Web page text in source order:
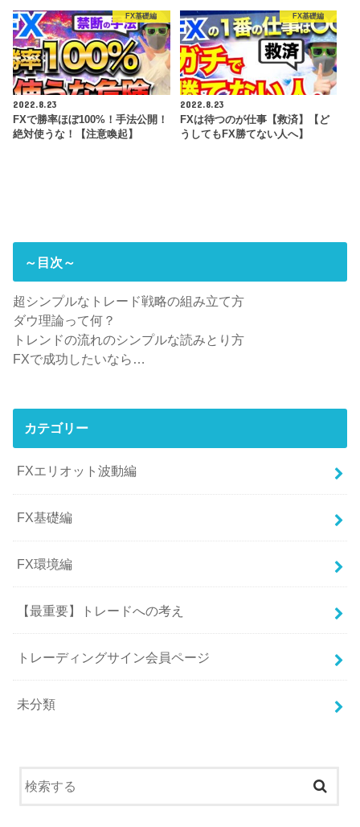
FX基礎編
2022.8.23
FXで勝率ほぼ100%！手法公開！
絶対使うな！【注意喚起】
FX基礎編
2022.8.23
FXは待つのが仕事【救済】【ど
うしてもFX勝てない人へ】
～目次～
超シンプルなトレード戦略の組み立て方
ダウ理論って何？
トレンドの流れのシンプルな読みとり方
FXで成功したいなら…
カテゴリー
FXエリオット波動編
FX基礎編
FX環境編
【最重要】トレードへの考え
トレーディングサイン会員ページ
未分類